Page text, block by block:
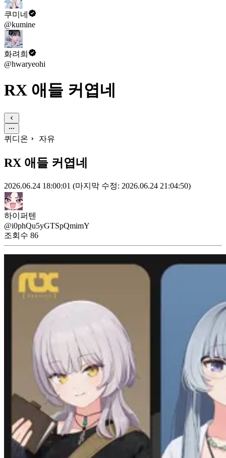
쿠미네
@kumine
화려희
@hwaryeohi
RX 애들 커엽네
퀴디온 자유
RX 애들 커엽네
2026.06.24 18:00:01 (마지막 수정: 2026.06.24 21:04:50)
하이퍼텐
@i0phQu5yGTSpQmimY
조회수 86